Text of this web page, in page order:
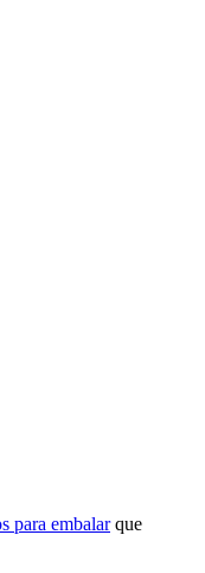
para embalarque